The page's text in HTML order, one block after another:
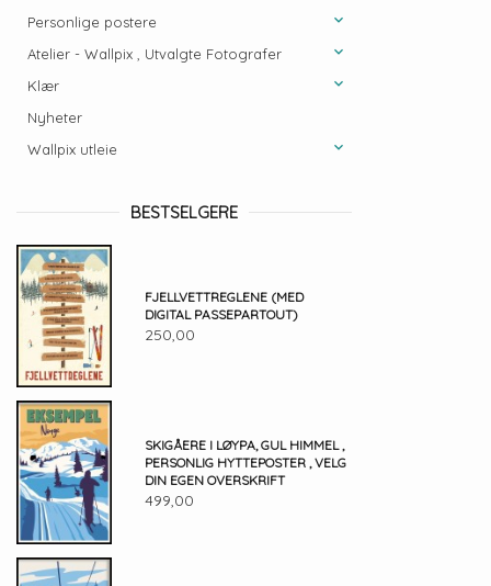
Personlige postere
Atelier - Wallpix , Utvalgte Fotografer
Klær
Nyheter
Wallpix utleie
BESTSELGERE
FJELLVETTREGLENE (MED
DIGITAL PASSEPARTOUT)
250,00
SKIGÅERE I LØYPA, GUL HIMMEL ,
PERSONLIG HYTTEPOSTER , VELG
DIN EGEN OVERSKRIFT
499,00